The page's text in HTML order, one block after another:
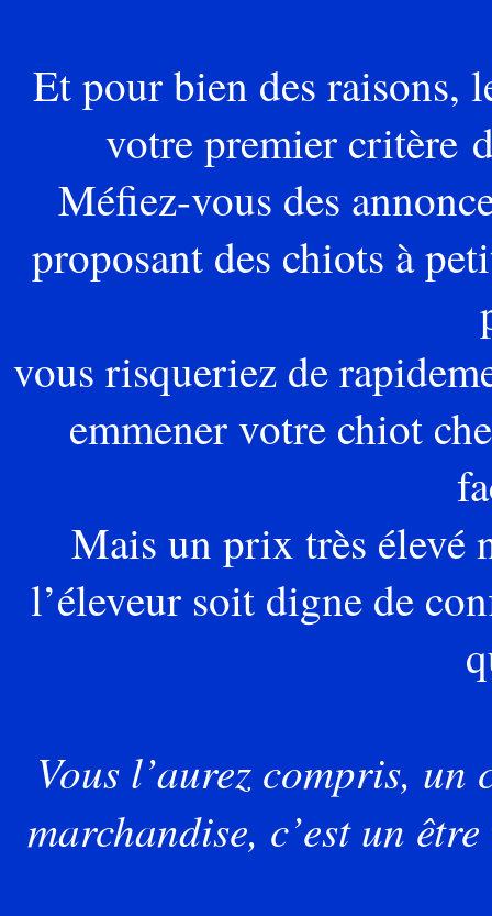
Et pour bien des raisons,
votre premier critère
Méfiez-vous des
proposant des chiots à
vous risqueriez de
emmener votre chiot
Mais un prix très élevé
l’éleveur soit digne de
Vous l’aurez compris, un
marchandise, c’est un